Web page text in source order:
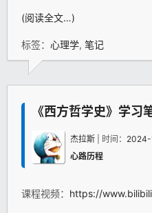
(阅读全文…)
标签： 心理学, 笔记
《西方哲学史》学习
杰拉斯 | 时间： 2024-
心路历程
课程视频： https://